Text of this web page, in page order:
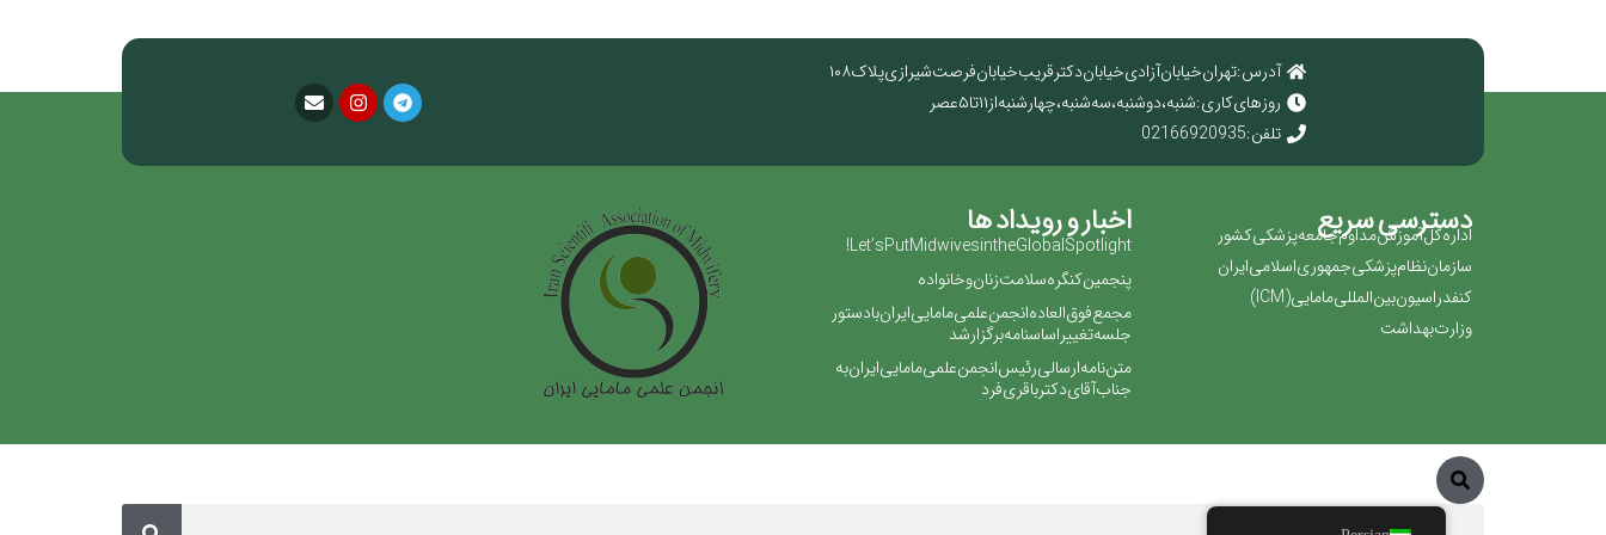
آدرس : تهران خیابان آزادی خیابان دکتر قریب خیابان فرصت شیرازی پلاک ۱۰۸
روز های کاری : شنبه ، دوشنبه ، سه شنبه ، چهارشنبه از ۱۱ تا ۵ عصر
تلفن : 02166920935
دسترسی سریع
اداره کل آموزش مداوم جامعه پزشکی کشور
سازمان نظام پزشکی جمهوری اسلامی ایران ‏
کنفدراسیون بین المللی مامایی(‏ICM‏)‏
وزارت بهداشت
اخبار و رویداد ها
Let’s Put Midwives in the Global Spotlight!
پنجمین کنگره سلامت زنان و خانواده
مجمع فوق العاده انجمن علمی مامایی ایران با دستور
جلسه تغییر اساسنامه برگزار شد
متن نامه ارسالی رئیس انجمن علمی مامایی ایران به
جناب آقای دکتر باقری فرد